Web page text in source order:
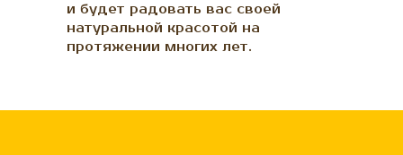
и будет радовать вас своей
натуральной красотой на
протяжении многих лет.